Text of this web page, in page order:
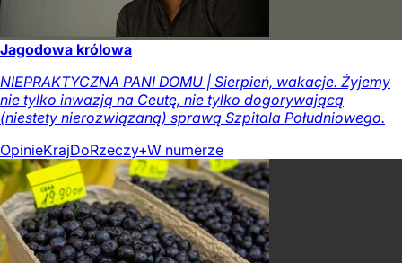
Jagodowa królowa
NIEPRAKTYCZNA PANI DOMU | Sierpień, wakacje. Żyjemy
nie tylko inwazją na Ceutę, nie tylko dogorywającą
(niestety nierozwiązaną) sprawą Szpitala Południowego.
OpinieKrajDoRzeczy+W numerze